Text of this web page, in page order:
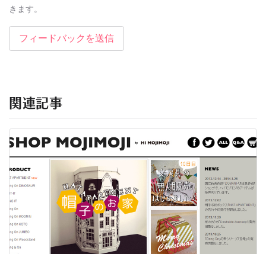
きます。
フィードバックを送信
関連記事